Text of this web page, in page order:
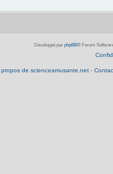
Développé par phpBB® Forum
propos de scienceamusante.net-